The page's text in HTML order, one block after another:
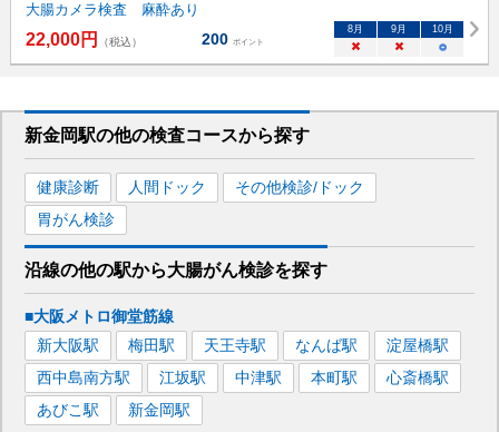
大腸カメラ検査 麻酔あり
22,000円 （税込） 200 ポイント
8月 9月 10月
× × ○
新金岡駅の他の検査コースから探す
健康診断 人間ドック
その他検診/ドック
胃がん検診
沿線の他の駅から大腸がん検診を探す
■大阪メトロ御堂筋線
新大阪駅 梅田駅 天王寺駅 なんば駅 淀屋橋駅
西中島南方駅 江坂駅 中津駅 本町駅 心斎橋駅
あびこ駅 新金岡駅